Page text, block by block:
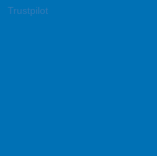
Trustpilot